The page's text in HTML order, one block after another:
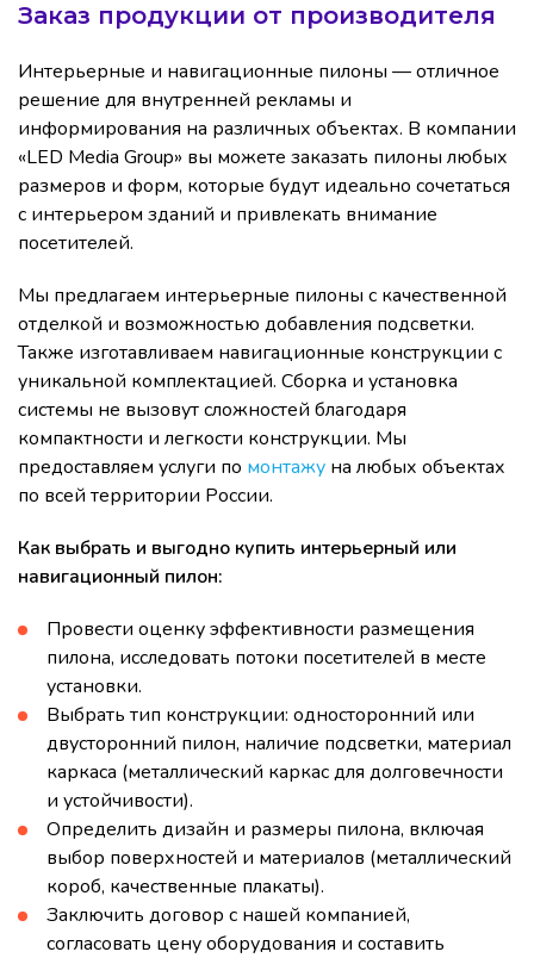
Заказ продукции от производителя
Интерьерные и навигационные пилоны — отличное
решение для внутренней рекламы и
информирования на различных объектах. В компании
«LED Media Group» вы можете заказать пилоны любых
размеров и форм, которые будут идеально сочетаться
с интерьером зданий и привлекать внимание
посетителей.
Мы предлагаем интерьерные пилоны с качественной
отделкой и возможностью добавления подсветки.
Также изготавливаем навигационные конструкции с
уникальной комплектацией. Сборка и установка
системы не вызовут сложностей благодаря
компактности и легкости конструкции. Мы
предоставляем услуги по монтажу на любых объектах
по всей территории России.
Как выбрать и выгодно купить интерьерный или
навигационный пилон:
Провести оценку эффективности размещения
пилона, исследовать потоки посетителей в месте
установки.
Выбрать тип конструкции: односторонний или
двусторонний пилон, наличие подсветки, материал
каркаса (металлический каркас для долговечности
и устойчивости).
Определить дизайн и размеры пилона, включая
выбор поверхностей и материалов (металлический
короб, качественные плакаты).
Заключить договор с нашей компанией,
согласовать цену оборудования и составить